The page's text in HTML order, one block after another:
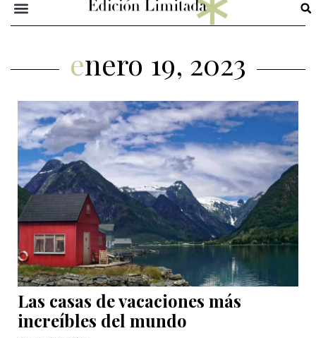
enero 19, 2023
Las casas de vacaciones más
increíbles del mundo